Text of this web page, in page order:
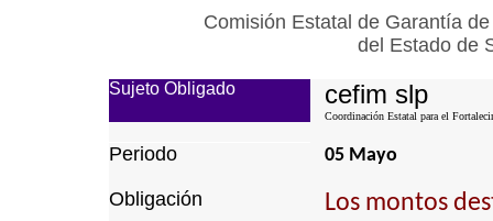
Comisión Estatal de Garantía
del Estado de
Sujeto Obligado cefim slp
Coordinación Estatal para el
Periodo 05 Mayo
Obligación
Los montos